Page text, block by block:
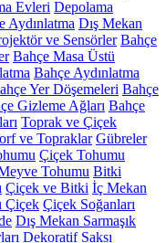
Evleri Depolama
Aydınlatma Dış Mekan
ve Sensörler Bahçe
Bahçe Masa Üstü
Bahçe Aydınlatma
Yer Döşemeleri Bahçe
Gizleme Ağları Bahçe
Toprak ve Çiçek
ve Topraklar Gübreler
Çiçek Tohumu
Tohumu Bitki
Çiçek ve Bitki İç Mekan
Çiçek Çiçek Soğanları
Dış Mekan Sarmaşık
Dekoratif Saksı